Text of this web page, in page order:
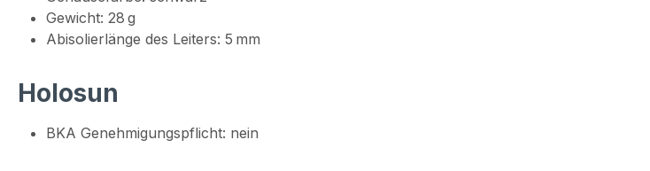
Gewicht: 28 g
Abisolierlänge des Leiters: 5 mm
Holosun
BKA Genehmigungspflicht: nein